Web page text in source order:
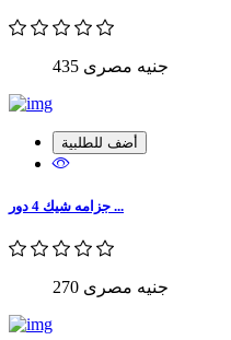
435 جنيه مصرى
أضف للطلبية
جزامه شيك 4 دور ...
270 جنيه مصرى